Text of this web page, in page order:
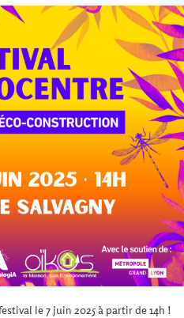
le 7 juin 2025 à partir de 14h !